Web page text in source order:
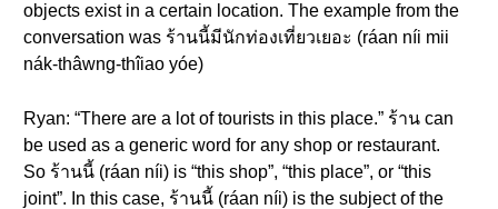
objects exist in a certain location. The example from the
conversation was ร้านนี้มีนักท่องเที่ยวเยอะ (ráan níi mii
nák-thâwng-thîiao yóe)
Ryan: “There are a lot of tourists in this place.” ร้าน can
be used as a generic word for any shop or restaurant.
So ร้านนี้ (ráan níi) is “this shop”, “this place”, or “this
joint”. In this case, ร้านนี้ (ráan níi) is the subject of the